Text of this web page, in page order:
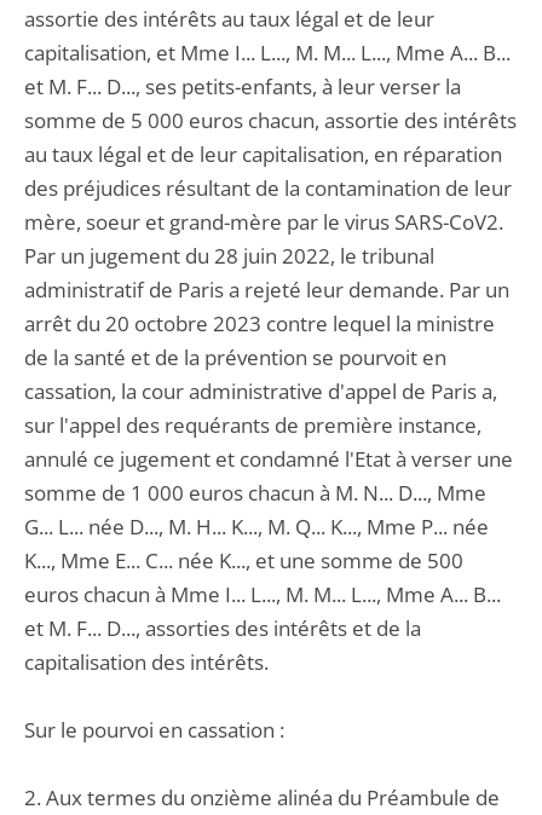
assortie des intérêts au taux légal et de leur
capitalisation, et Mme I... L..., M. M... L..., Mme A... B...
et M. F... D..., ses petits-enfants, à leur verser la
somme de 5 000 euros chacun, assortie des intérêts
au taux légal et de leur capitalisation, en réparation
des préjudices résultant de la contamination de leur
mère, soeur et grand-mère par le virus SARS-CoV2.
Par un jugement du 28 juin 2022, le tribunal
administratif de Paris a rejeté leur demande. Par un
arrêt du 20 octobre 2023 contre lequel la ministre
de la santé et de la prévention se pourvoit en
cassation, la cour administrative d'appel de Paris a,
sur l'appel des requérants de première instance,
annulé ce jugement et condamné l'Etat à verser une
somme de 1 000 euros chacun à M. N... D..., Mme
G... L... née D..., M. H... K..., M. Q... K..., Mme P... née
K..., Mme E... C... née K..., et une somme de 500
euros chacun à Mme I... L..., M. M... L..., Mme A... B...
et M. F... D..., assorties des intérêts et de la
capitalisation des intérêts.
Sur le pourvoi en cassation :
2. Aux termes du onzième alinéa du Préambule de